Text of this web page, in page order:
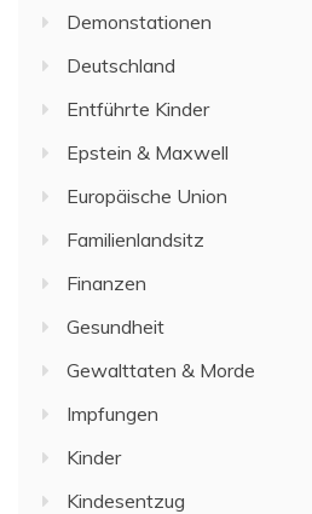
Demonstationen
Deutschland
Entführte Kinder
Epstein & Maxwell
Europäische Union
Familienlandsitz
Finanzen
Gesundheit
Gewalttaten & Morde
Impfungen
Kinder
Kindesentzug